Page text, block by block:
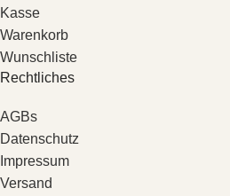
Kasse
Warenkorb
Wunschliste
Rechtliches
AGBs
Datenschutz
Impressum
Versand